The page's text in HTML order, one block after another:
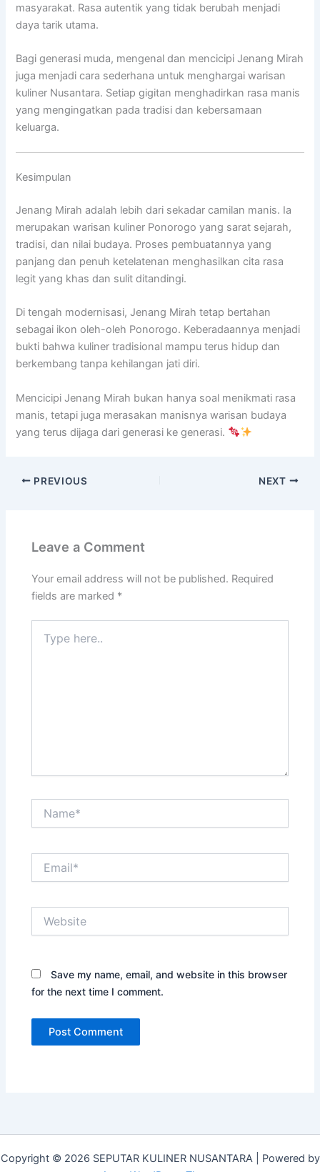
masyarakat. Rasa autentik yang tidak berubah menjadi
daya tarik utama.
Bagi generasi muda, mengenal dan mencicipi Jenang Mirah
juga menjadi cara sederhana untuk menghargai warisan
kuliner Nusantara. Setiap gigitan menghadirkan rasa manis
yang mengingatkan pada tradisi dan kebersamaan
keluarga.
Kesimpulan
Jenang Mirah adalah lebih dari sekadar camilan manis. Ia
merupakan warisan kuliner Ponorogo yang sarat sejarah,
tradisi, dan nilai budaya. Proses pembuatannya yang
panjang dan penuh ketelatenan menghasilkan cita rasa
legit yang khas dan sulit ditandingi.
Di tengah modernisasi, Jenang Mirah tetap bertahan
sebagai ikon oleh-oleh Ponorogo. Keberadaannya menjadi
bukti bahwa kuliner tradisional mampu terus hidup dan
berkembang tanpa kehilangan jati diri.
Mencicipi Jenang Mirah bukan hanya soal menikmati rasa
manis, tetapi juga merasakan manisnya warisan budaya
yang terus dijaga dari generasi ke generasi.
PREVIOUS NEXT
Leave a Comment
Your email address will not be published. Required
fields are marked *
here..
Save my name, email, and website in this browser
for the next time I comment.
Copyright © 2026 SEPUTAR KULINER NUSANTARA | Powered by